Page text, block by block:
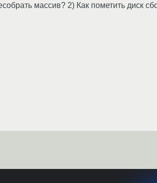
массив? 2) Как пометить диск